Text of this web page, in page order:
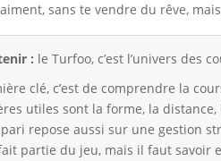
sans te vendre du rêve,
: le Turfoo, c’est l’univers des
clé, c’est de comprendre la
utiles sont la forme, la
repose aussi sur une gestion
partie du jeu, mais il faut savoir